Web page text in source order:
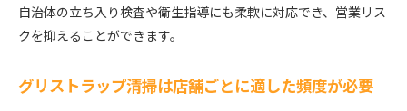
自治体の立ち入り検査や衛生指導にも柔軟に対応でき、営業リス
クを抑えることができます。
グリストラップ清掃は店舗ごとに適した頻度が必要